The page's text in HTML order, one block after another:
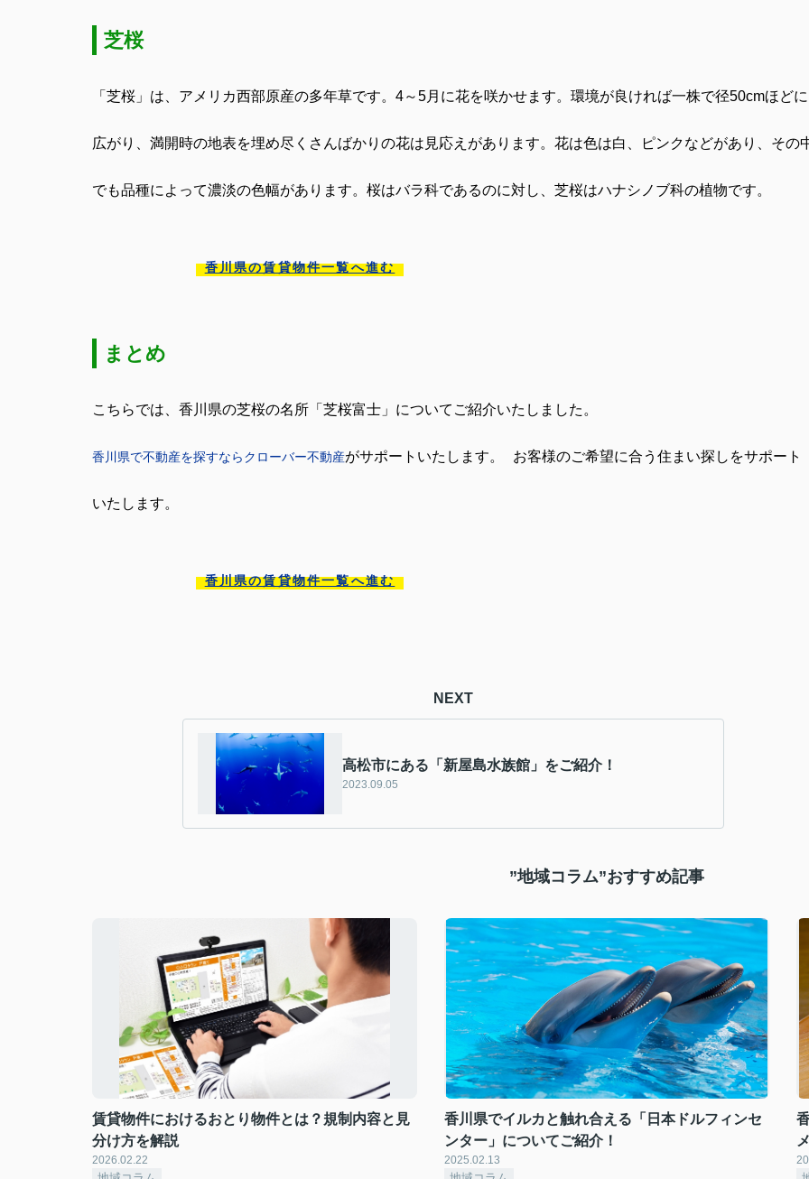
芝桜
「芝桜」は、アメリカ西部原産の多年草です。 4～5月に花を咲かせます。環境が良ければ一株で径50cmほどに
広がり、満開時の地表を埋め尽くさんばかりの花は見応えがあります。花は色は白、ピンクなどがあり、その
でも品種によって濃淡の色幅があります。桜はバラ科であるのに対し、芝桜はハナシノブ科の植物です。
香川県の賃貸物件一覧へ進む
まとめ
こちらでは、香川県の芝桜の名所「芝桜富士」についてご紹介いたしました。
香川県で不動産を探すならクローバー不動産がサポートいたします。 お客様のご希望に合う住まい探しをサポート
いたします。
香川県の賃貸物件一覧へ進む
NEXT
高松市にある「新屋島水族館」をご紹介！
2023.09.05
”地域コラム”おすすめ記事
賃貸物件におけるおとり物件とは？規制内容と見
分け方を解説
2026.02.22
香川県でイルカと触れ合える「日本ドルフィンセ
ンター」についてご紹介！
2025.02.13